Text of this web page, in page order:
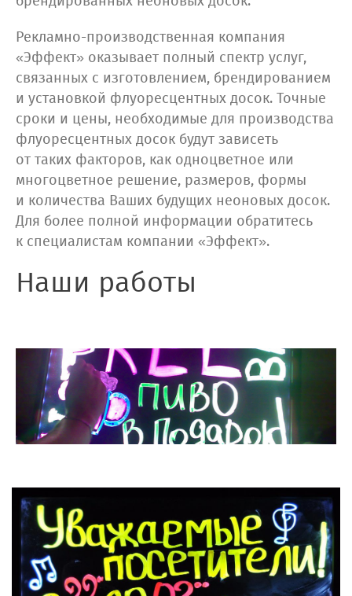
Рекламно-производственная компания
«Эффект» оказывает полный спектр услуг,
связанных с изготовлением, брендированием
и установкой флуоресцентных досок. Точные
сроки и цены, необходимые для производства
флуоресцентных досок будут зависеть
от таких факторов, как одноцветное или
многоцветное решение, размеров, формы
и количества Ваших будущих неоновых досок.
Для более полной информации обратитесь
к специалистам компании «Эффект».
Наши работы